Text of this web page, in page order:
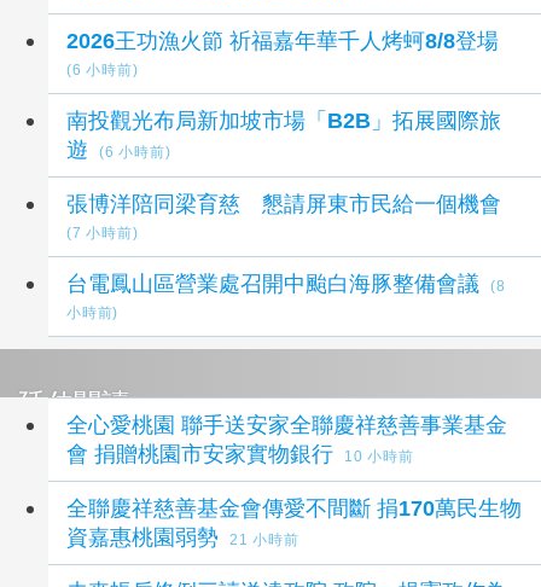
2026王功漁火節 祈福嘉年華千人烤蚵8/8登場
(6 小時前)
南投觀光布局新加坡市場「B2B」拓展國際旅
遊
(6 小時前)
張博洋陪同梁育慈 懇請屏東市民給一個機會
(7 小時前)
台電鳳山區營業處召開中颱白海豚整備會議
(8
小時前)
延伸閱讀
全心愛桃園 聯手送安家全聯慶祥慈善事業基金
會 捐贈桃園市安家實物銀行
10 小時前
全聯慶祥慈善基金會傳愛不間斷 捐170萬民生物
資嘉惠桃園弱勢
21 小時前